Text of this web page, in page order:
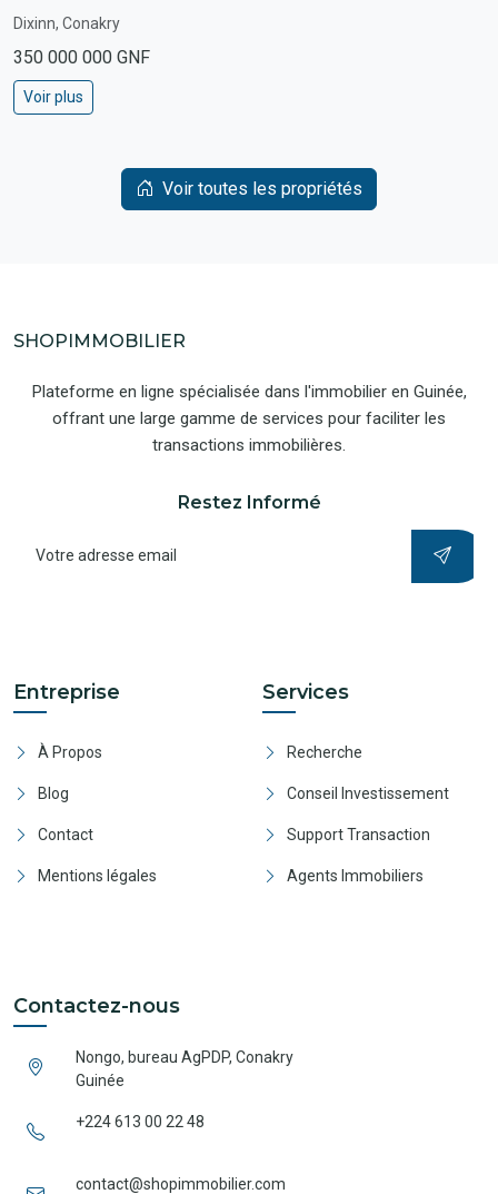
Dixinn, Conakry
350 000 000 GNF
Voir plus
Voir toutes les propriétés
SHOPIMMOBILIER
Plateforme en ligne spécialisée dans l'immobilier en Guinée,
offrant une large gamme de services pour faciliter les
transactions immobilières.
Restez Informé
Entreprise
À Propos
Blog
Contact
Mentions légales
Services
Recherche
Conseil Investissement
Support Transaction
Agents Immobiliers
Contactez-nous
Nongo, bureau AgPDP, Conakry
Guinée
+224 613 00 22 48
contact@shopimmobilier.com